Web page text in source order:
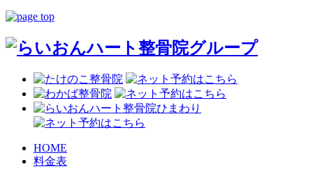
HOME
料金表